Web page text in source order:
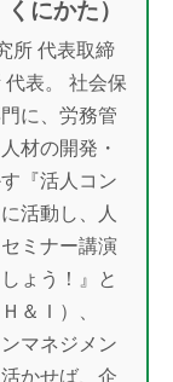
にかた）
所 代表取締
表。 社会保
に、労務管
材の開発・
『活人コン
活動し、人
ミナー講演
ょう！』と
＆Ｉ）、
マネジメン
かせば、企